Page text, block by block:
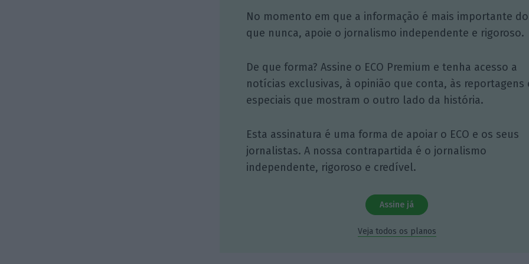
No momento em que a informação é mais importante do
que nunca, apoie o jornalismo independente e rigoroso.
De que forma? Assine o ECO Premium e tenha acesso a
notícias exclusivas, à opinião que conta, às reportagens
especiais que mostram o outro lado da história.
Esta assinatura é uma forma de apoiar o ECO e os seus
jornalistas. A nossa contrapartida é o jornalismo
independente, rigoroso e credível.
Assine já
Veja todos os planos